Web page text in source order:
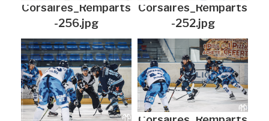
Corsaires_Remparts
-256.jpg
Corsaires_Remparts
-252.jpg